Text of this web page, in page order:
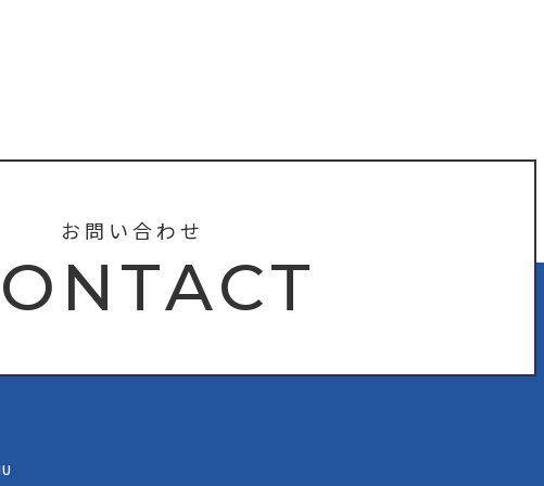
お問い合わせ